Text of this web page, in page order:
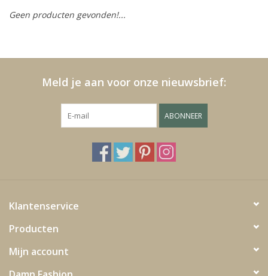
Bootbelts
Kerst
Geen producten gevonden!...
Meld je aan voor onze nieuwsbrief:
ABONNEER
Klantenservice
Producten
Mijn account